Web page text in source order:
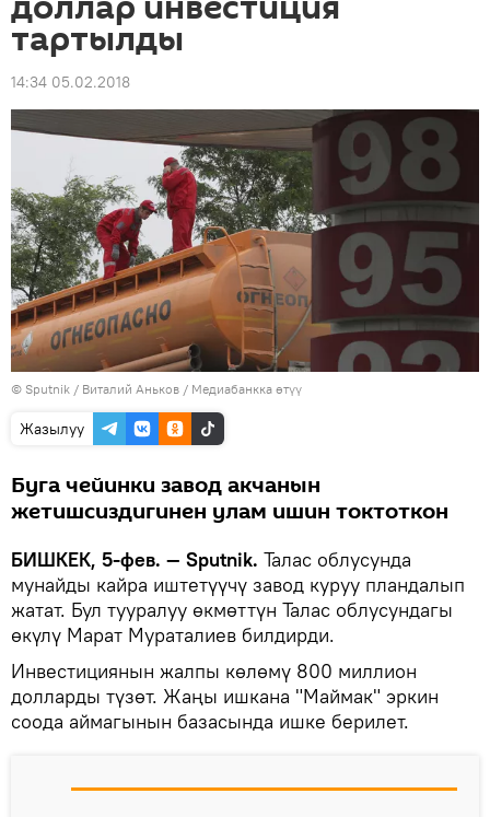
тартылды
14:34 05.02.2018
© Sputnik / Виталий Аньков / Медиабанкка өтүү
Жазылуу
Буга чейинки завод акчанын
жетишсиздигинен улам ишин токтоткон
БИШКЕК, 5-фев. — Sputnik. Талас облусунда
мунайды кайра иштетүүчү завод куруу пландалып
жатат. Бул тууралуу өкмөттүн Талас облусундагы
өкүлү Марат Мураталиев билдирди.
Инвестициянын жалпы көлөмү 800 миллион
долларды түзөт. Жаңы ишкана "Маймак" эркин
соода аймагынын базасында ишке берилет.